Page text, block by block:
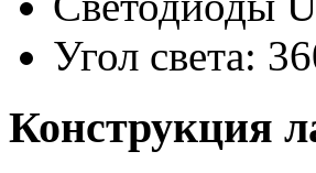
Угол света:
Конструкция